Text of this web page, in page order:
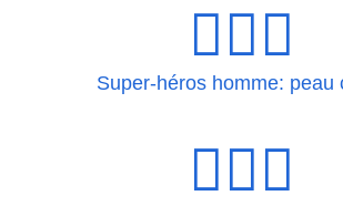
🦸🏻‍♂
Super-héros homme: peau
🦸🏻‍♂️